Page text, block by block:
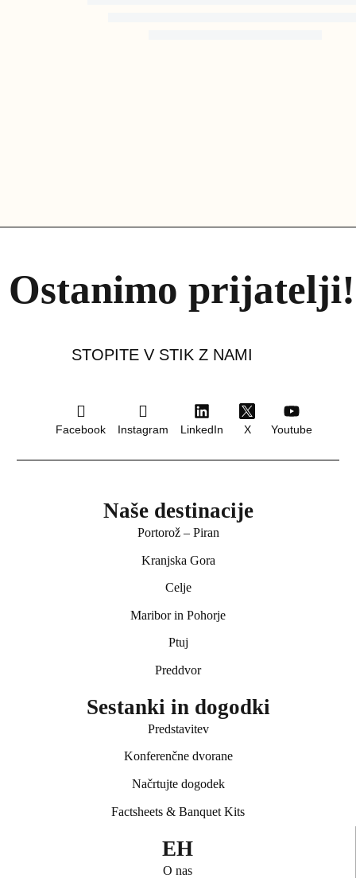
★★★ superior
Barbara Piran Beach
Fiesa, Piran
Ostanimo prijatelji!
STOPITE V STIK Z NAMI
Facebook Instagram LinkedIn X Youtube
Naše destinacije
Portorož – Piran
Kranjska Gora
Celje
Maribor in Pohorje
Ptuj
Preddvor
Sestanki in dogodki
Predstavitev
Konferenčne dvorane
Načrtujte dogodek
Factsheets & Banquet Kits
EH
O nas